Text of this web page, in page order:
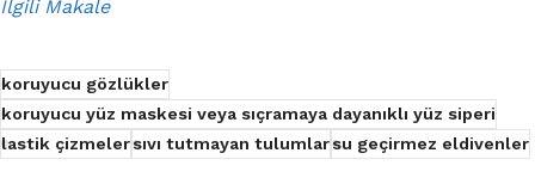
İlgili Makale
koruyucu gözlükler
koruyucu yüz maskesi veya sıçramaya dayanıklı yüz siperi
lastik çizmelersıvı tutmayan tulumlarsu geçirmez eldivenler